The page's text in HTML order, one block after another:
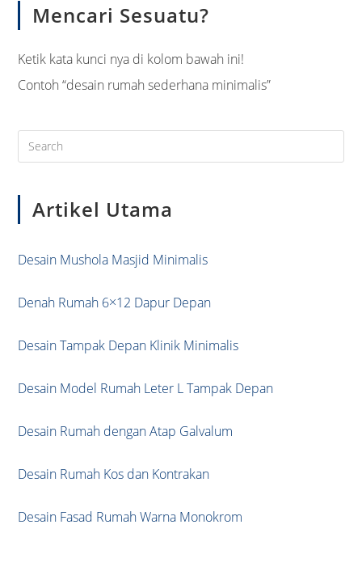
Mencari Sesuatu?
Ketik kata kunci nya di kolom bawah ini!
Contoh “desain rumah sederhana minimalis”
Artikel Utama
Desain Mushola Masjid Minimalis
Denah Rumah 6×12 Dapur Depan
Desain Tampak Depan Klinik Minimalis
Desain Model Rumah Leter L Tampak Depan
Desain Rumah dengan Atap Galvalum
Desain Rumah Kos dan Kontrakan
Desain Fasad Rumah Warna Monokrom